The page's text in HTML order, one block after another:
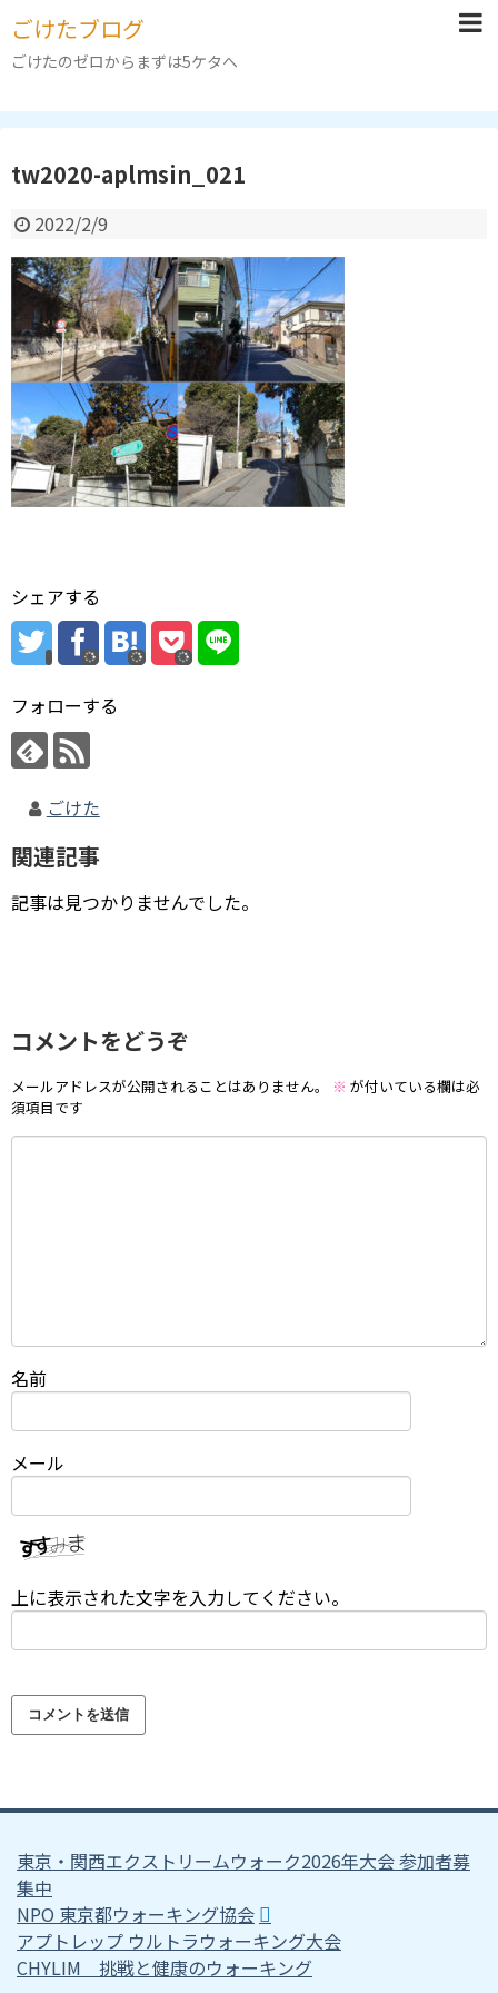
ごけたブログ
ごけたのゼロからまずは5ケタへ
tw2020-aplmsin_021
2022/2/9
シェアする
フォローする
ごけた
関連記事
記事は見つかりませんでした。
コメントをどうぞ
メールアドレスが公開されることはありません。 ※ が付いている欄は必
須項目です
名前
メール
上に表示された文字を入力してください。
東京・関西エクストリームウォーク2026年大会 参加者募
集中
NPO 東京都ウォーキング協会
アプトレップ ウルトラウォーキング大会
CHYLIM 挑戦と健康のウォーキング